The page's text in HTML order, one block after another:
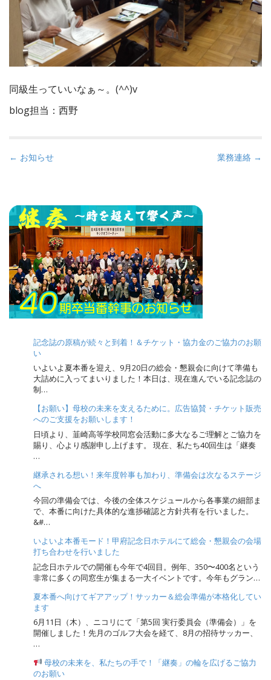
同級生っていいなぁ～。(^^)v
blog担当：西野
P
t
n
a
v
i
g
a
t
← お知らせ 業務連絡 →
記念誌の原稿が続々と到着！＆チケット・協力金のご協力のお願
い
いよいよ夏本番を迎え、9月20日の総会・懇親会に向けて準備も
大詰めに入ってまいりました！本日は、現在進んでいる記念誌の
制…
【お願い】母校の未来を支えるために。広告協賛・チケット販売
へのご支援をお願いします！
日頃より、韮崎高等学校同窓会活動に多大なるご理解とご協力を
賜り、心より感謝申し上げます。 現在、私たち40回生は「継奏
…
継承される想い！来年度幹事も加わり、準備会は次なるステージ
へ
今回の準備会では、今後の全体スケジュールから各事業の細部ま
で、本番に向けた具体的な進捗確認と方針共有を行いました。
&#…
いよいよ本番モード！甲府記念日ホテルにて総会・懇親会の会場
打ち合わせを行いました
記念日ホテルでの開催も今年で4回目。例年、350〜400名という
非常に多くの同窓生が集まる一大イベントです。今年もグラン…
夏本番へ向けてギアアップ！サッカー＆総会準備が本格化してい
ます
6月11日（木）、ニコリにて「第5回 実行委員会（準備会）」を
開催しました！先月のゴルフ大会を経て、8月の招待サッカー、
…
母校の未来を、私たちの手で！「継奏」の輪を広げるご協力
のお願い